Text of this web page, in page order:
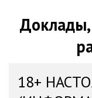
Доклады,
18+